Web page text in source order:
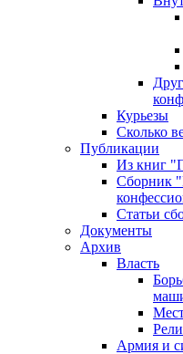
Курьезы
Сколько
Публикации
Из книг
Сборник
Статьи
Документы
Архив
Власть
Армия и